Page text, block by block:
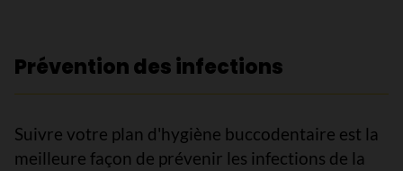
Prévention des infections
Suivre votre plan d'hygiène buccodentaire est la
meilleure façon de prévenir les infections de la